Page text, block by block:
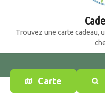
e
t
Trouvez une carte cadeau,
Carte